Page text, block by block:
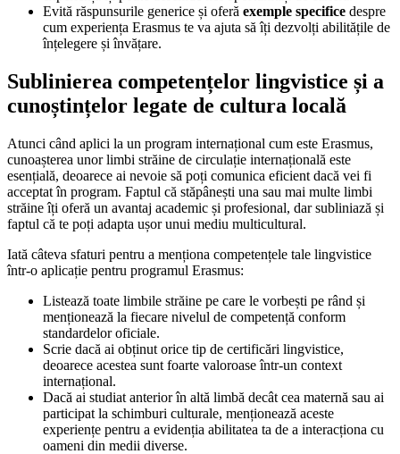
Evită răspunsurile generice și oferă exemple specifice despre
cum experiența Erasmus te va ajuta să îți dezvolți abilitățile de
înțelegere și învățare.
Sublinierea competențelor lingvistice și a
cunoștințelor legate de cultura locală
Atunci când aplici la un program internațional cum este Erasmus,
cunoașterea unor limbi străine de circulație internațională este
esențială, deoarece ai nevoie să poți comunica eficient dacă vei fi
acceptat în program. Faptul că stăpânești una sau mai multe limbi
străine îți oferă un avantaj academic și profesional, dar subliniază și
faptul că te poți adapta ușor unui mediu multicultural.
Iată câteva sfaturi pentru a menționa competențele tale lingvistice
într-o aplicație pentru programul Erasmus:
Listează toate limbile străine pe care le vorbești pe rând și
menționează la fiecare nivelul de competență conform
standardelor oficiale.
Scrie dacă ai obținut orice tip de certificări lingvistice,
deoarece acestea sunt foarte valoroase într-un context
internațional.
Dacă ai studiat anterior în altă limbă decât cea maternă sau ai
participat la schimburi culturale, menționează aceste
experiențe pentru a evidenția abilitatea ta de a interacționa cu
oameni din medii diverse.